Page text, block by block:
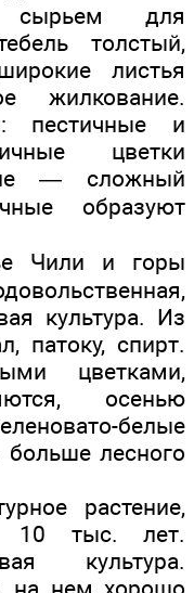
сырьем для
толстый,
листья
жилкование.
пестичные и
цветки
— сложный
образуют
Чили и горы
культура. Из
патоку, спирт.
цветками,
осенью
белые
лесного
растение,
10 тыс. лет.
культура.